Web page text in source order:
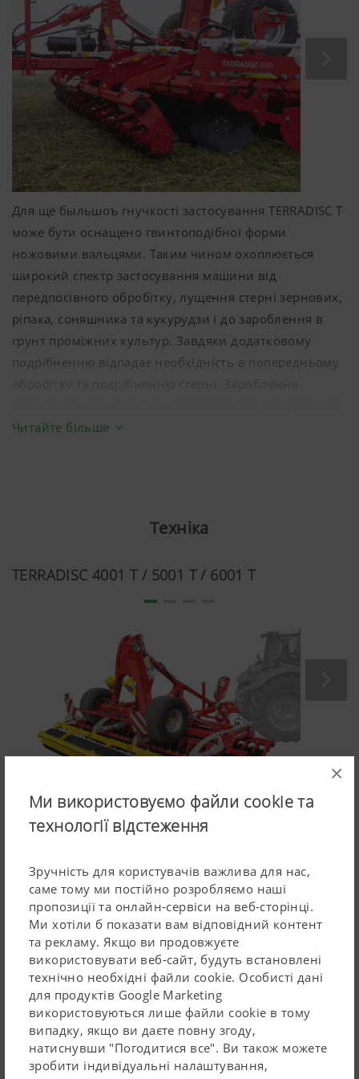
×
Ми використовуємо файли cookie та
технології відстеження
Зручність для користувачів важлива для нас,
саме тому ми постійно розробляємо наші
пропозиції та онлайн-сервіси на веб-сторінці.
Ми хотіли б показати вам відповідний контент
та рекламу. Якщо ви продовжуєте
використовувати веб-сайт, будуть встановлені
технічно необхідні файли cookie. Особисті дані
для продуктів Google Marketing
використовуються лише файли cookie в тому
випадку, якщо ви даєте повну згоду,
натиснувши "Погодитися все". Ви також можете
зробити індивідуальні налаштування,
Робоча глибина плавно регулюється за допомогою
широких відкидних 5-міліметрових скоб.
Штригель відмінно налаштовується разом із
навіскою котка.
Не потрібне довге ручне налаштування машини –
комфорт, що заслуговує кожен.
Для ще быльшоъ гнучкості застосування TERRADISC T
може бути оснащено гвинтоподібної форми
ножовими вальцями. Таким чином охоплюється
широкий спектр застосування машини від
передпосівного обробітку, лущення стерні зернових,
ріпака, соняшника та кукурудзи і до зароблення в
грунт проміжних культур. Завдяки додатковому
подрібненню відпадає необхідність в попередньому
ефект. вразі відсутності необхідності використання
Читайте більше
Техніка
TERRADISC 4001 T / 5001 T / 6001 T
Короткобазові дискові борони з робочою шириною
Наші причіпні короткобазові дискові борони
TERRADISC 4001 T / 5001 T / 6001 T мають робочу
ширину від 4 до 6 м та підвищену маневреність
завдяки триточковій навісці.
Усі машини TERRADISC T – це моделі з транспортним
шасі. Компактна рама – фiрмова риса дискових борiн
TERRADISC.
Як правило, моделі TERRADISC T приєднуються до
підйомного механізму трактора з кат. 2/2 та кат. 3/3.
Читайте більше